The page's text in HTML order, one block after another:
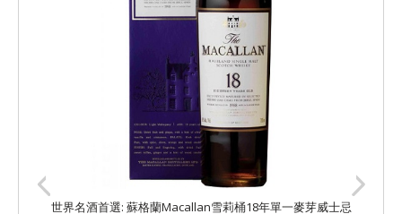
世界名酒首選: 蘇格蘭Macallan雪莉桶18年單一麥芽威士忌